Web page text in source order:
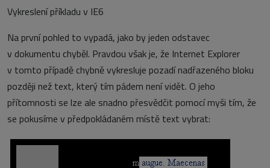
Vykreslení příkladu v IE6
Na první pohled to vypadá, jako by jeden odstavec
v dokumentu chyběl. Pravdou však je, že Internet Explorer
v tomto případě chybně vykresluje pozadí nadřazeného bloku
později než text, který tím pádem není vidět. O jeho
přítomnosti se lze ale snadno přesvědčit pomocí myši tím, že
se pokusíme v předpokládaném místě text vybrat: